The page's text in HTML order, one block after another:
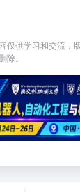
供学习和交流，
。